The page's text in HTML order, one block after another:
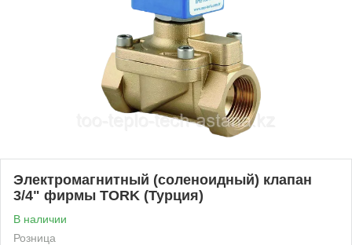
Электромагнитный (соленоидный) клапан
3/4" фирмы TORK (Турция)
В наличии
Розница